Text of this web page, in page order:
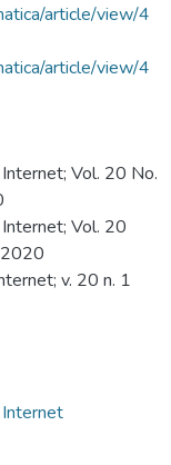
article/view/4
article/view/4
Vol. 20 No.
Vol. 20
v. 20 n. 1